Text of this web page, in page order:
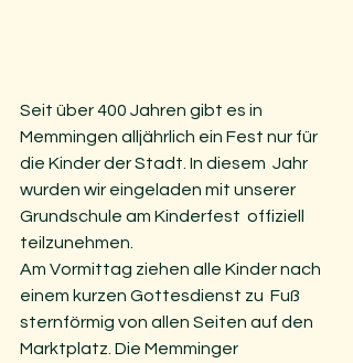
Seit über 400 Jahren gibt es in
Memmingen alljährlich ein Fest nur für
die Kinder der Stadt. In diesem  Jahr
wurden wir eingeladen mit unserer
Grundschule am Kinderfest  offiziell
teilzunehmen.
Am Vormittag ziehen alle Kinder nach
einem kurzen Gottesdienst zu  Fuß
sternförmig von allen Seiten auf den
Marktplatz. Die Memminger